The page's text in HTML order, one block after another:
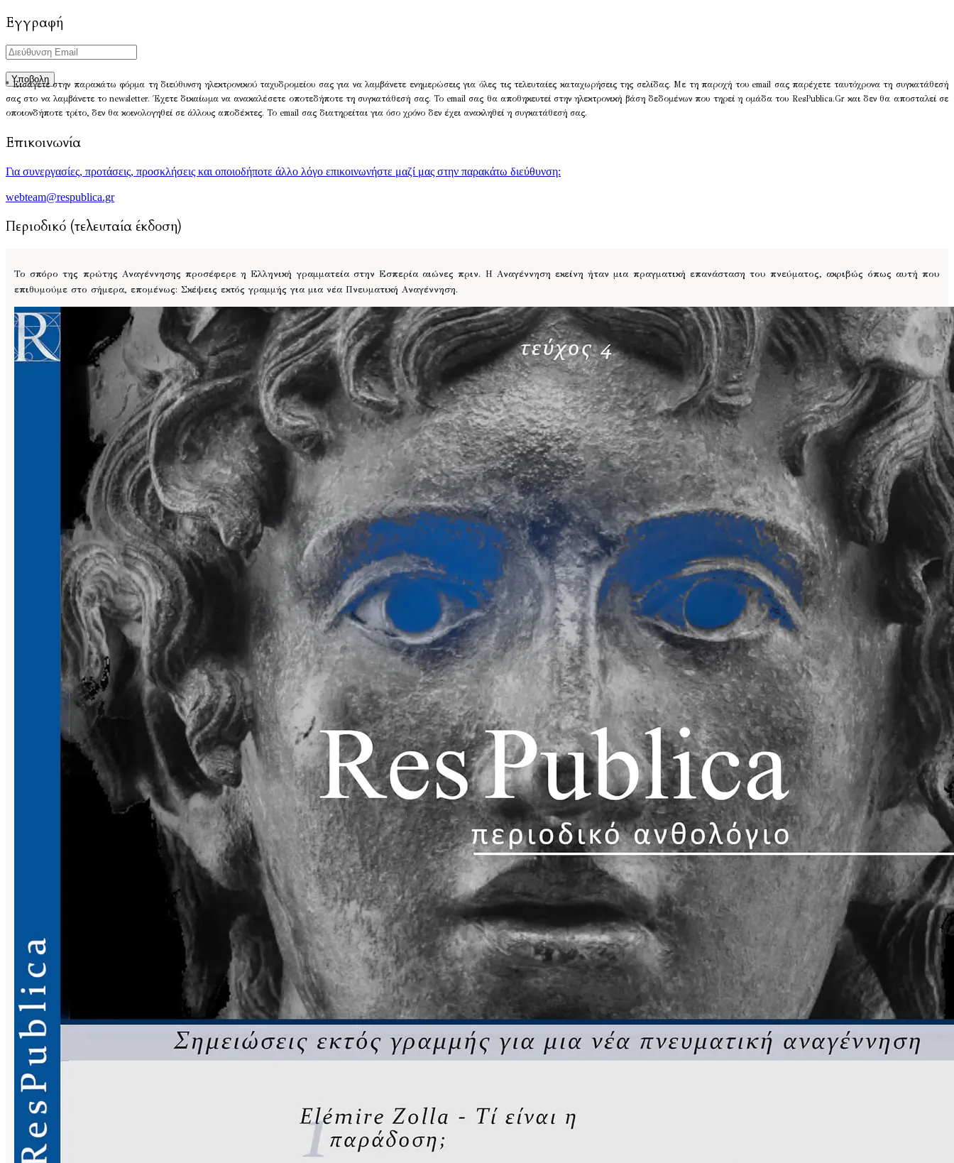
Εγγραφή
* Εισάγετε στην παρακάτω φόρμα τη διεύθυνση ηλεκτρονικού ταχυδρομείου σας για να λαμβάνετε ενημερώσεις για όλες τις τελευταίες καταχωρήσεις της σελίδας. Με τη παροχή του email σας παρέχετε ταυτόχρονα τη συγκατάθεσή
σας στο να λαμβάνετε το newsletter. Έχετε δικαίωμα να ανακαλέσετε οποτεδήποτε τη συγκατάθεσή σας. Το email σας θα αποθηκευτεί στην ηλεκτρονική βάση δεδομένων που τηρεί η ομάδα του ResPublica.Gr και δεν θα αποσταλεί σε
οποιονδήποτε τρίτο, δεν θα κοινολογηθεί σε άλλους αποδέκτες. Το email σας διατηρείται για όσο χρόνο δεν έχει ανακληθεί η συγκατάθεσή σας.
Επικοινωνία
Για συνεργασίες, προτάσεις, προσκλήσεις και οποιοδήποτε άλλο λόγο επικοινωνήστε μαζί μας στην παρακάτω διεύθυνση:
webteam@respublica.gr
Περιοδικό (τελευταία έκδοση)
Το σπόρο της πρώτης Αναγέννησης προσέφερε η Ελληνική γραμματεία στην Εσπερία αιώνες πριν. Η Αναγέννηση εκείνη ήταν μια πραγματική επανάσταση του πνεύματος, ακριβώς όπως αυτή που
επιθυμούμε στο σήμερα, επομένως: Σκέψεις εκτός γραμμής για μια νέα Πνευματική Αναγέννηση.